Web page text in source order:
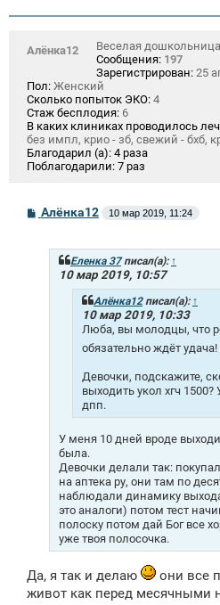
Алёнка12
Веселая дошкольница
Сообщения: 197
Зарегистрирован: 25
Пол: Женский
Сколько попыток ЭКО: 4
Стаж бесплодия: 6
В каких клиниках проводилось
без импл, крио - зб, свежий - бхб,
Благодарил (а): 4 раза
Поблагодарили: 7 раз
С
о
Алёнка12 10 мар 2019, 11:24
Еленка 37писал(а): ↑
10 мар 2019, 10:57
Алёнка12писал(а): ↑
10 мар 2019, 10:33
Люба, вы молодцы, что
обязательно ждёт удача!
Девочки, подскажите,
выходить укол хгч
дпп.
У меня 10 дней вроде
была.
Девочки делали так:
на аптека ру, они там по
наблюдали динамику
это аналоги) потом тест
полоску потом дай Бог все
уже твоя полосочка.
Да, я так и делаю они все
живот как перед месячными